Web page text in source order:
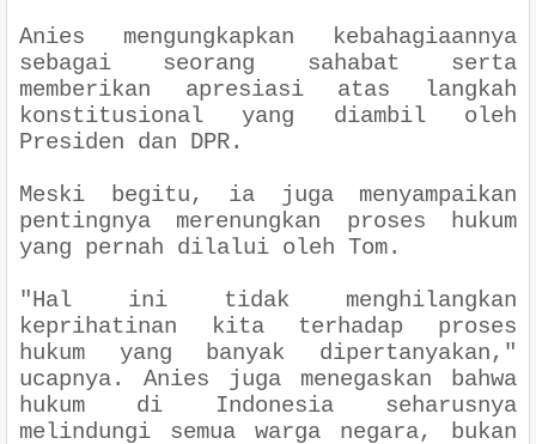
Anies mengungkapkan kebahagiaannya
sebagai seorang sahabat serta
memberikan apresiasi atas langkah
konstitusional yang diambil oleh
Presiden dan DPR.
Meski begitu, ia juga menyampaikan
pentingnya merenungkan proses hukum
yang pernah dilalui oleh Tom.
"Hal ini tidak menghilangkan
keprihatinan kita terhadap proses
hukum yang banyak dipertanyakan,"
ucapnya. Anies juga menegaskan bahwa
hukum di Indonesia seharusnya
melindungi semua warga negara, bukan